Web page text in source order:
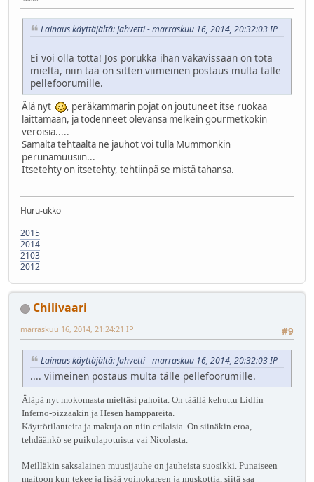
Lainaus käyttäjältä: Jahvetti - marraskuu 16, 2014, 20:32:03 IP
Ei voi olla totta! Jos porukka ihan vakavissaan on tota
mieltä, niin tää on sitten viimeinen postaus multa tälle
pellefoorumille.
Älä nyt
, peräkammarin pojat on joutuneet itse ruokaa
laittamaan, ja todenneet olevansa melkein gourmetkokin
veroisia.....
Samalta tehtaalta ne jauhot voi tulla Mummonkin
perunamuusiin...
Itsetehty on itsetehty, tehtiinpä se mistä tahansa.
Huru-ukko
2015
2014
2103
2012
Chilivaari
#9
marraskuu 16, 2014, 21:24:21 IP
Lainaus käyttäjältä: Jahvetti - marraskuu 16, 2014, 20:32:03 IP
.... viimeinen postaus multa tälle pellefoorumille.
Äläpä nyt mokomasta mieltäsi pahoita. On täällä kehuttu Lidlin
Inferno-pizzaakin ja Hesen hamppareita.
Käyttötilanteita ja makuja on niin erilaisia. On siinäkin eroa,
tehdäänkö se puikulapotuista vai Nicolasta.
Meilläkin saksalainen muusijauhe on jauheista suosikki. Punaiseen
maitoon kun tekee ja lisää voinokareen ja muskottia, siitä saa